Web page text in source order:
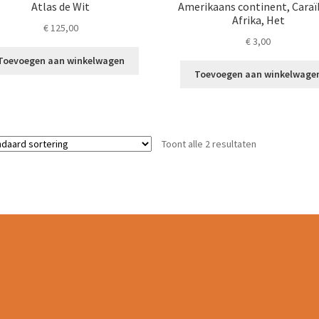
Atlas de Wit
€125,00
aan winkelwagen
Amerikaans continent,
Afrika, Het
€3,00
Toevoegen aan
Toont alle 2 resultaten